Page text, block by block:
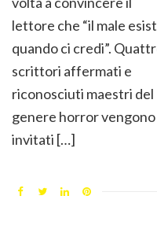
lettore che “il male
quando ci credi”.
scrittori affermati e
riconosciuti maestri del
genere horror vengono
invitati […]